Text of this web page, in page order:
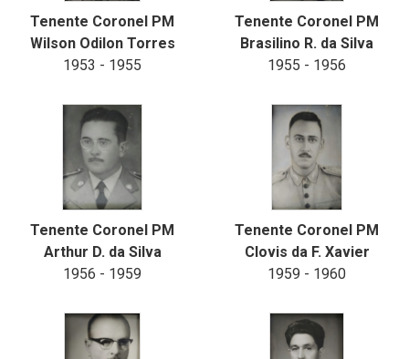
Tenente Coronel PM
Wilson Odilon Torres
1953 - 1955
Tenente Coronel PM
Brasilino R. da Silva
1955 - 1956
Tenente Coronel PM
Arthur D. da Silva
1956 - 1959
Tenente Coronel PM
Clovis da F. Xavier
1959 - 1960